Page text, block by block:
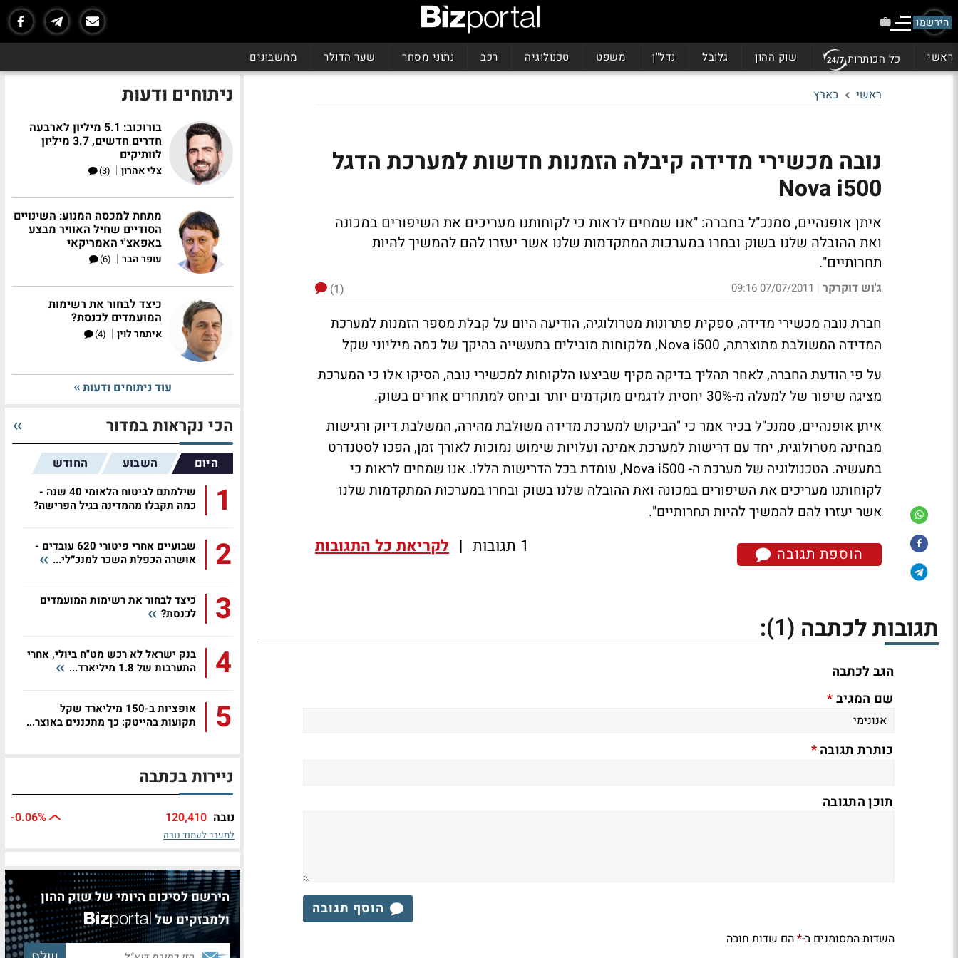
הירשמו
ראשי כל הכותרות שוק ההון גלובל נדל"ן משפט טכנולוגיה רכב נתוני מסחר שער הדולר מחשבונים
ראשי בארץ
נובה מכשירי מדידה קיבלה הזמנות חדשות למערכת הדגל
Nova i500
איתן אופנהיים, סמנכ"ל בחברה: "אנו שמחים לראות כי לקוחותנו מעריכים את השיפורים במכונה
ואת ההובלה שלנו בשוק ובחרו במערכות המתקדמות שלנו אשר יעזרו להם להמשיך להיות
תחרותיים".
ג'וש דוקרקר |
07/07/2011 09:16
(1)
חברת נובה מכשירי מדידה, ספקית פתרונות מטרולוגיה, הודיעה היום על קבלת מספר הזמנות למערכת
המדידה המשולבת מתוצרתה, Nova i500, מלקוחות מובילים בתעשייה בהיקך של כמה מיליוני שקל
על פי הודעת החברה, לאחר תהליך בדיקה מקיף שביצעו הלקוחות למכשירי נובה, הסיקו אלו כי המערכת
מציגה שיפור של למעלה מ-30% יחסית לדגמים מוקדמים יותר וביחס למתחרים אחרים בשוק.
איתן אופנהיים, סמנכ"ל בכיר אמר כי "הביקוש למערכת מדידה משולבת מהירה, המשלבת דיוק ורגישות
מבחינה מטרולוגית, יחד עם דרישות למערכת אמינה ועלויות שימוש נמוכות לאורך זמן, הפכו לסטנדרט
בתעשיה. הטכנולוגיה של מערכת ה- Nova i500, עומדת בכל הדרישות הללו. אנו שמחים לראות כי
לקוחותנו מעריכים את השיפורים במכונה ואת ההובלה שלנו בשוק ובחרו במערכות המתקדמות שלנו
אשר יעזרו להם להמשיך להיות תחרותיים".
הוספת תגובה 1 תגובות | לקריאת כל התגובות
תגובות לכתבה (1)
:
הגב לכתבה
שם המגיב*
כותרת תגובה*
תוכן התגובה
הוסף תגובה
השדות המסומנים ב-*הם שדות חובה
ניתוחים ודעות
בורוכוב: 5.1 מיליון לארבעה
חדרים חדשים, 3.7 מיליון
לוותיקים
צלי אהרון |
(3)
מתחת למכסה המנוע: השינויים
הסודיים שחיל האוויר מבצע
באפאצ'י האמריקאי
עופר הבר |
(6)
כיצד לבחור את רשימות
המועמדים לכנסת?
איתמר לוין |
(4)
עוד ניתוחים ודעות
הכי נקראות במדור
היום השבוע החודש
1
שילמתם לביטוח הלאומי 40 שנה -
כמה תקבלו מהמדינה בגיל הפרישה?
2
שבועיים אחרי פיטורי 620 עובדים -
אושרה הכפלת השכר למנכ״לי...
3
כיצד לבחור את רשימות המועמדים
לכנסת?
4
בנק ישראל לא רכש מט"ח ביולי, אחרי
התערבות של 1.8 מיליארד...
5
אופציות ב-150 מיליארד שקל
תקועות בהייטק: כך מתכננים באוצר...
ניירות בכתבה
נובה 120,410
-0.06%
למעבר לעמוד נובה
הירשם לסיכום היומי של שוק ההון
ולמבזקים של